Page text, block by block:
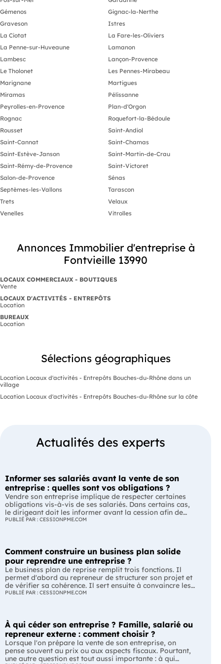
Gémenos
Gignac-la-Nerthe
Graveson
Istres
La Ciotat
La Fare-les-Oliviers
La Penne-sur-Huveaune
Lamanon
Lambesc
Lançon-Provence
Le Tholonet
Les Pennes-Mirabeau
Marignane
Martigues
Miramas
Pélissanne
Peyrolles-en-Provence
Plan-d'Orgon
Rognac
Roquefort-la-Bédoule
Rousset
Saint-Andiol
Saint-Cannat
Saint-Chamas
Saint-Estève-Janson
Saint-Martin-de-Crau
Saint-Rémy-de-Provence
Saint-Victoret
Salon-de-Provence
Sénas
Septèmes-les-Vallons
Tarascon
Trets
Velaux
Venelles
Vitrolles
Annonces Immobilier d'entreprise à
Fontvieille 13990
LOCAUX COMMERCIAUX - BOUTIQUES
Vente
LOCAUX D'ACTIVITÉS - ENTREPÔTS
Location
BUREAUX
Location
Sélections géographiques
Location Locaux d'activités - Entrepôts Bouches-du-Rhône dans un
village
Location Locaux d'activités - Entrepôts Bouches-du-Rhône sur la côte
Actualités des experts
Informer ses salariés avant la vente de son
entreprise : quelles sont vos obligations ?
Vendre son entreprise implique de respecter certaines
obligations vis-à-vis de ses salariés. Dans certains cas,
le dirigeant doit les informer avant la cession afin de
leur permettre, s'ils le souhaitent, de présenter une offre
L'essentiel Les entreprises de moins de 250 salariés sont
soumises, dans certains cas, à une obligation
d'information préalable des salariés. Cette obligation
concerne la vente d'un fonds de commerce ou la cession
de la majorité des titres d'une société. Le délai
d'information varie selon la taille de l'entreprise. Les
L'obligation d'information concerne uniquement
certaines entreprises et certaines opérations de cession.
Vous êtes concerné si : votre entreprise emploie moins
de 250 salariés ; vous vendez votre fonds de commerce
ou plus de 50 % des parts sociales ou des actions de
PUBLIÉ PAR : CESSIONPME.COM
Comment construire un business plan solide
pour reprendre une entreprise ?
Le business plan de reprise remplit trois fonctions. Il
permet d'abord au repreneur de structurer son projet et
de vérifier sa cohérence. Il sert ensuite à convaincre les
banques et les partenaires financiers de l'accompagner.
consiste pas à reprendre les anciens comptes de
l'entreprise. Il explique comment l'entreprise évoluera
après le changement de dirigeant. C'est un document
indispensable pour structurer votre projet et convaincre
vos partenaires. À quoi sert vraiment un business plan
PUBLIÉ PAR : CESSIONPME.COM
À qui céder son entreprise ? Famille, salarié ou
repreneur externe : comment choisir ?
Lorsque l'on prépare la vente de son entreprise, on
pense souvent au prix ou aux aspects fiscaux. Pourtant,
une autre question est tout aussi importante : à qui